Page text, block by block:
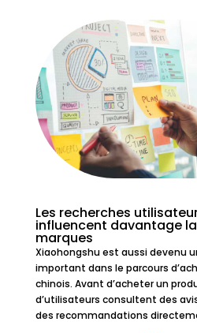
Les recherches
influencent davantage
marques
Xiaohongshu est aussi devenu
important dans le parcours
chinois. Avant d’acheter un
d’utilisateurs consultent des
des recommandations